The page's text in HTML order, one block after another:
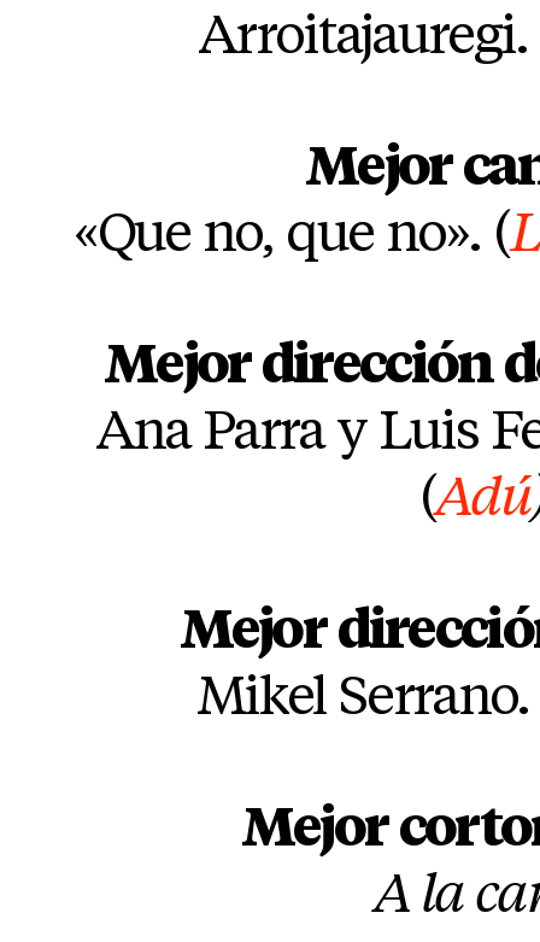
Arroitajauregi.
Mejor
«Que no, que no». (
Mejor dirección
Ana Parra y Luis
(Adú
Mejor
Mikel Serrano.
Mejor
A la